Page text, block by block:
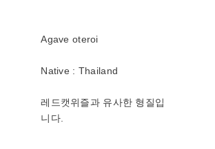
Agave oteroi
Native : Thailand
레드캣위즐과 유사한 형질입
니다.